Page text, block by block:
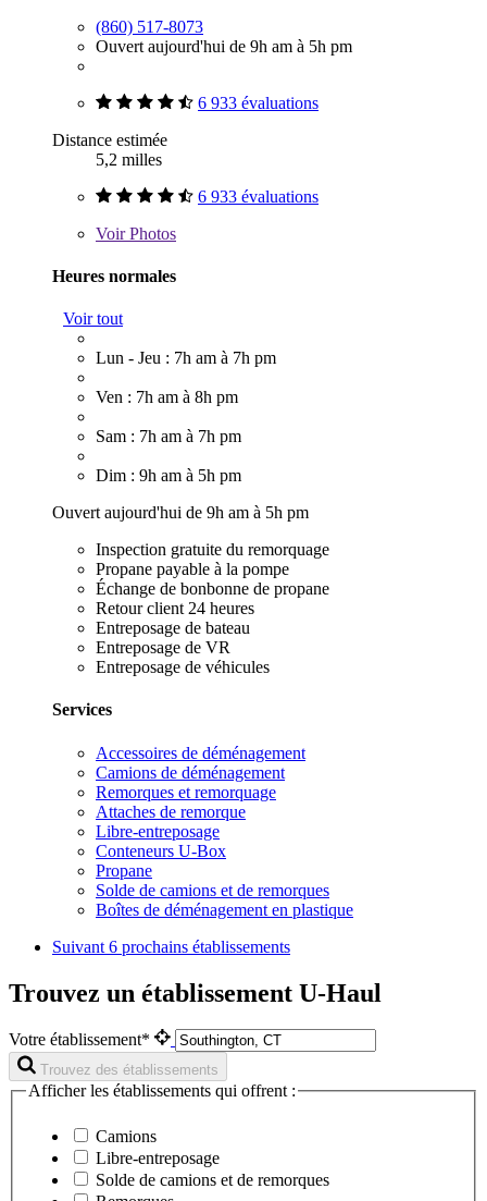
(860) 517-8073
Ouvert aujourd'hui de 9h am à 5h pm
6 933 évaluations
Distance estimée
5,2 milles
6 933 évaluations
VoirPhotos
Heures normales
Voir tout
Lun - Jeu : 7h am à 7h pm
Ven : 7h am à 8h pm
Sam : 7h am à 7h pm
Dim : 9h am à 5h pm
Ouvert aujourd'hui de 9h am à 5h pm
Inspection gratuite du remorquage
Propane payable à la pompe
Échange de bonbonne de propane
Retour client 24 heures
Entreposage de bateau
Entreposage de VR
Entreposage de véhicules
Services
Accessoires de déménagement
Camions de déménagement
Remorques et remorquage
Attaches de remorque
Libre-entreposage
Conteneurs U-Box
Propane
Solde de camions et de remorques
Boîtes de déménagement en plastique
Suivant 6 prochains établissements
Trouvez un établissement U-Haul
Votre établissement*
Trouvez des établissements
Afficher les établissements qui offrent :
Camions
Libre-entreposage
Solde de camions et de remorques